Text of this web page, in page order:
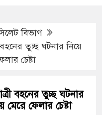
বিভাগ
তুচ্ছ ঘটনার নিয়ে
চেষ্টা
বহনের তুচ্ছ ঘটনার
ফেলার চেষ্টা